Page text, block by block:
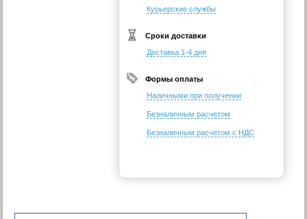
Курьерские службы
Сроки доставки
Доставка 1-4 дня
Формы оплаты
Наличными при получении
Безналичным расчетом
Безналичным расчетом с НДС